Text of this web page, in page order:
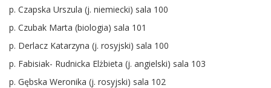
p. Czapska Urszula (j. niemiecki) sala 100
p. Czubak Marta (biologia) sala 101
p. Derlacz Katarzyna (j. rosyjski) sala 100
p. Fabisiak- Rudnicka Elżbieta (j. angielski) sala 103
p. Gębska Weronika (j. rosyjski) sala 102